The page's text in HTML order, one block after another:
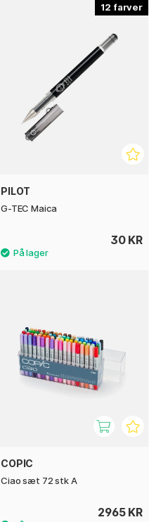
12
PILOT
G-TEC Maica
30 KR
COPIC
Ciao sæt 72 stk A
2965 KR